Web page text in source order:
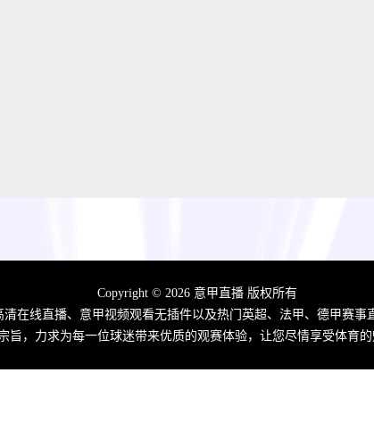
Copyright © 2026 意甲直播 版权所有
在线直播、意甲视频观看无插件以及热门英超、法甲、德甲赛事
旨，力求为每一位球迷带来优质的观赛体验，让您尽情享受体育的